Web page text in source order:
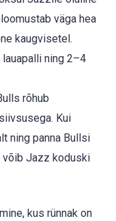
väga hea
kaugvisetel.
ning 2–4
rõhub
Kui
ning panna Bullsi
võib Jazz koduski
kus rünnak on